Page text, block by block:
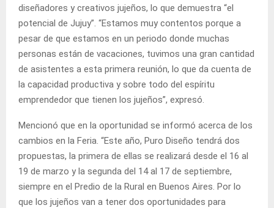
diseñadores y creativos jujeños, lo que demuestra “el
potencial de Jujuy”. “Estamos muy contentos porque a
pesar de que estamos en un periodo donde muchas
personas están de vacaciones, tuvimos una gran cantidad
de asistentes a esta primera reunión, lo que da cuenta de
la capacidad productiva y sobre todo del espíritu
emprendedor que tienen los jujeños”, expresó.
Mencionó que en la oportunidad se informó acerca de los
cambios en la Feria. “Este año, Puro Diseño tendrá dos
propuestas, la primera de ellas se realizará desde el 16 al
19 de marzo y la segunda del 14 al 17 de septiembre,
siempre en el Predio de la Rural en Buenos Aires. Por lo
que los jujeños van a tener dos oportunidades para